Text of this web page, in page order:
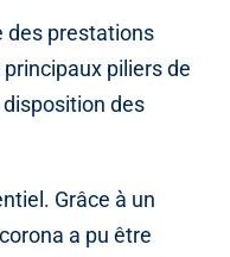
des prestations
piliers de
des
Grâce à un
a pu être